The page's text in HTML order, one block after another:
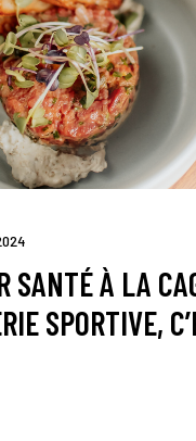
SANTÉ À LA
SPORTIVE,